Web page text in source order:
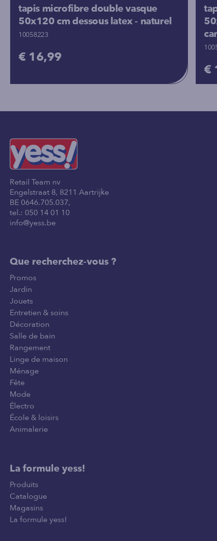
tapis microfibre double vasque
50x120 cm dessous latex - naturel
10058223
€ 16,99
€
Retail Team nv
Engelstraat 8, 8211 Aartrijke
BE 0646.705.037,
tel.: 050 14 01 10
info@yess.be
Que recherchez-vous ?
Promos
Jardin
Jouets
Entretien & soins
Décoration
Salle de bain
Rangement
Linge de maison
Ménage
Fête
Mode
Électro
École & loisirs
Animalerie
La formule yess!
Produits
Catalogue
Magasins
La formule yess!